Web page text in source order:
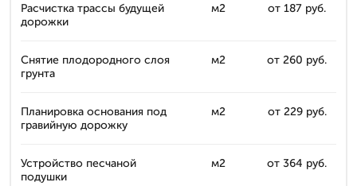
Расчистка трассы будущей
дорожки
м2 от 187 руб.
Снятие плодородного слоя
грунта
м2 от 260 руб.
Планировка основания под
гравийную дорожку
м2 от 229 руб.
Устройство песчаной
подушки
м2 от 364 руб.